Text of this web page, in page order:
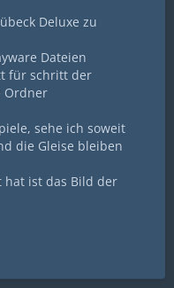
Deluxe zu
Dateien
für schritt der
Ordner
sehe ich soweit
die Gleise bleiben
hat ist das Bild der